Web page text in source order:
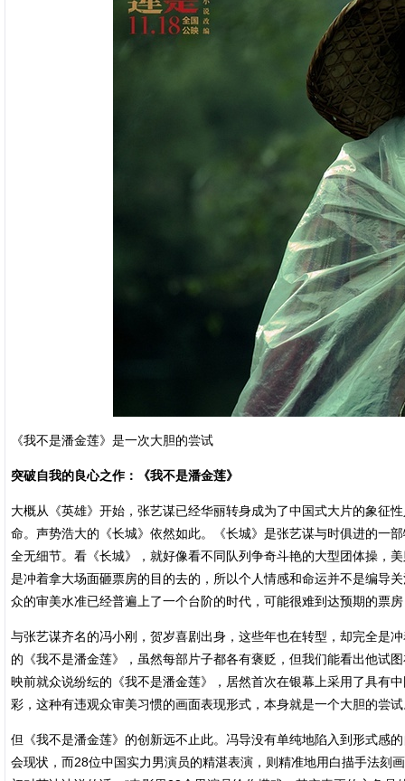
《我不是潘金莲》是一次大胆的尝试
突破自我的良心之作：《我不是潘金莲》
大概从《英雄》开始，张艺谋已经华丽转身成为了中国式大片的象征
命。声势浩大的《长城》依然如此。《长城》是张艺谋与时俱进的一
全无细节。看《长城》，就好像看不同队列争奇斗艳的大型团体操，
是冲着拿大场面砸票房的目的去的，所以个人情感和命运并不是编导
众的审美水准已经普遍上了一个台阶的时代，可能很难到达预期的票
与张艺谋齐名的冯小刚，贺岁喜剧出身，这些年也在转型，却完全是
的《我不是潘金莲》，虽然每部片子都各有褒贬，但我们能看出他试
映前就众说纷纭的《我不是潘金莲》，居然首次在银幕上采用了具有
彩，这种有违观众审美习惯的画面表现形式，本身就是一个大胆的尝
但《我不是潘金莲》的创新远不止此。冯导没有单纯地陷入到形式感
会现状，而28位中国实力男演员的精湛表演，则精准地用白描手法刻